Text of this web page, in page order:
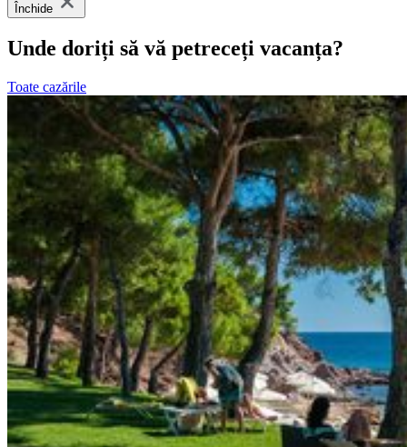
Închide
Unde doriți să vă petreceți vacanța?
Toate cazările